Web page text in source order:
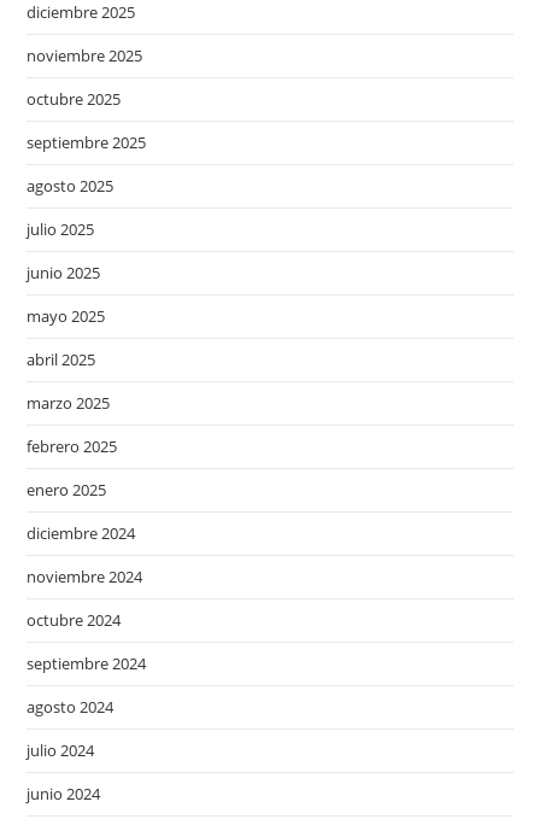
diciembre 2025
noviembre 2025
octubre 2025
septiembre 2025
agosto 2025
julio 2025
junio 2025
mayo 2025
abril 2025
marzo 2025
febrero 2025
enero 2025
diciembre 2024
noviembre 2024
octubre 2024
septiembre 2024
agosto 2024
julio 2024
junio 2024